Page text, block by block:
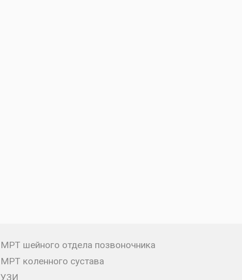
МРТ шейного отдела позвоночника
МРТ коленного сустава
УЗИ